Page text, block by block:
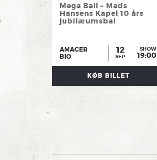
Mega Ball – Mads
Hansens Kapel 10 års
jubilæumsbal
AMAGER
BIO
12
SEP
SHOW
19:00
KØB BILLET